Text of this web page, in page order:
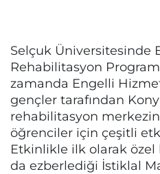
Selçuk Üniversitesinde
Rehabilitasyon
zamanda Engelli
gençler tarafından
rehabilitasyon
öğrenciler için çeşitli
Etkinlikle ilk olarak özel
da ezberlediği İstiklal